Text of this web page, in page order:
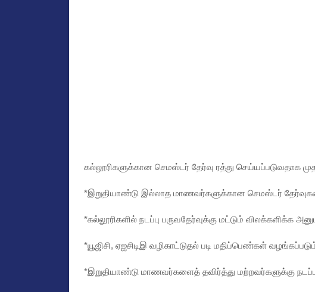
கல்லூரிகளுக்கான செமஸ்டர் தேர்வு ரத்து செய்யப்படுவதாக
*இறுதியாண்டு இல்லாத மாணவர்களுக்கான செமஸ்டர்
*கல்லூரிகளில் நடப்பு பருவதேர்வுக்கு மட்டும் விலக்களிக்க
*யூஜிசி, ஏஐசிடிஇ வழிகாட்டுதல் படி மதிப்பெண்கள்
*இறுதியாண்டு மாணவர்களைத் தவிர்த்து மற்றவர்களுக்கு நடப்பு